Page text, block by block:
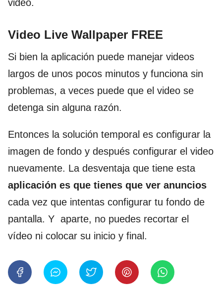
video.
Video Live Wallpaper FREE
Si bien la aplicación puede manejar videos
largos de unos pocos minutos y funciona sin
problemas, a veces puede que el video se
detenga sin alguna razón.
Entonces la solución temporal es configurar la
imagen de fondo y después configurar el video
nuevamente. La desventaja que tiene esta
aplicación es que tienes que ver anuncios
cada vez que intentas configurar tu fondo de
pantalla. Y aparte, no puedes recortar el
vídeo ni colocar su inicio y final.